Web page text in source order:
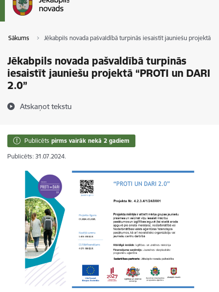
Sākums Jēkabpils novada pašvaldībā turpinās iesaistīt jauniešu projektā
Jēkabpils novada pašvaldībā turpinās
iesaistīt jauniešu projektā “PROTI un DARI
2.0”
Atskaņot tekstu
Publicēts pirms vairāk nekā 2 gadiem
Publicēts: 31.07.2024.